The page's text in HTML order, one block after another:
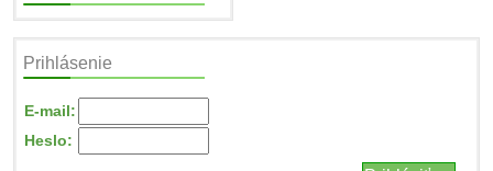
Prihlásenie
E-mail:
Heslo: